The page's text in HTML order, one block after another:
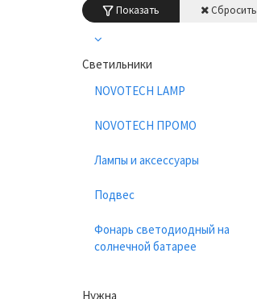
Показать Сбросить
Светильники
NOVOTECH LAMP
NOVOTECH ПРОМО
Лампы и аксессуары
Подвес
Фонарь светодиодный на
солнечной батарее
Нужна